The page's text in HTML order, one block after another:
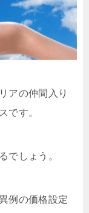
アの仲間入り
です。
でしょう。
例の価格設定